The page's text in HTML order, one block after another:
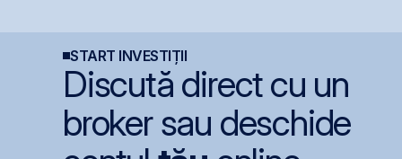
2026 sau începutul lui
2027START INVESTIȚII
Discută direct cu un
broker sau deschide